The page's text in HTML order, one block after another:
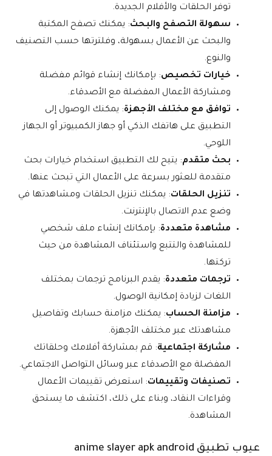
توفر الحلقات والأفلام الجديدة.
سهولة التصفح والبحث: يمكنك تصفح المكتبة
والبحث عن الأعمال بسهولة، وفلترتها حسب التصنيف
والنوع.
خيارات تخصيص: بإمكانك إنشاء قوائم مفضلة
ومشاركة الأعمال المفضلة مع الأصدقاء.
توافق مع مختلف الأجهزة: يمكنك الوصول إلى
التطبيق على هاتفك الذكي أو جهاز الكمبيوتر أو الجهاز
اللوحي.
بحث متقدم: يتيح لك التطبيق استخدام خيارات بحث
متقدمة للعثور بسرعة على الأعمال التي تبحث عنها.
تنزيل الحلقات: يمكنك تنزيل الحلقات ومشاهدتها في
وضع عدم الاتصال بالإنترنت.
مشاهدة متعددة: بإمكانك إنشاء ملف شخصي
للمشاهدة والتتبع واستئناف المشاهدة من حيث
تركتها.
ترجمات متعددة: يقدم البرنامج ترجمات بمختلف
اللغات لزيادة إمكانية الوصول.
مزامنة الحساب: يمكنك مزامنة حسابك وتفاصيل
مشاهدتك عبر مختلف الأجهزة.
مشاركة اجتماعية: قم بمشاركة أفلامك وحلقاتك
المفضلة مع الأصدقاء عبر وسائل التواصل الاجتماعي.
تصنيفات وتقييمات: استعرض تقييمات الأعمال
وقراءات النقاد، وبناء على ذلك، اكتشف ما يستحق
المشاهدة.
عيوب تطبيق anime slayer apk android